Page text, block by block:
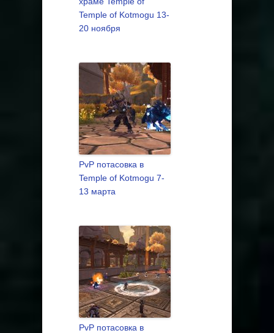
Temple of Kotmogu 13-
20 ноября
PvP потасовка в
Temple of Kotmogu 7-
13 марта
PvP потасовка в